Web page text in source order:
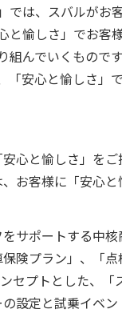
では、スバルがお
と愉しさ」でお客
んでいくものです
「安心と愉しさ」
心と愉しさ」を
お客様に「安心
サポートする中核
保険プラン」、「
セプトとした、「
設定と試乗イベ